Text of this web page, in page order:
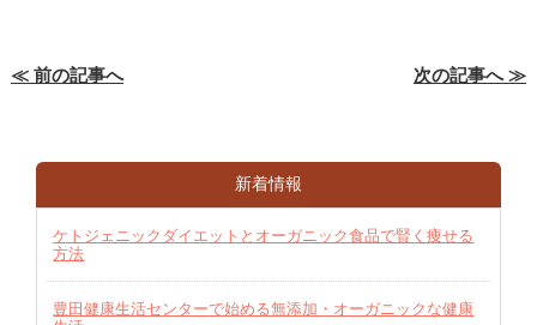
≪ 前の記事へ 次の記事へ ≫
新着情報
ケトジェニックダイエットとオーガニック食品で賢く痩せる
方法
豊田健康生活センターで始める無添加・オーガニックな健康